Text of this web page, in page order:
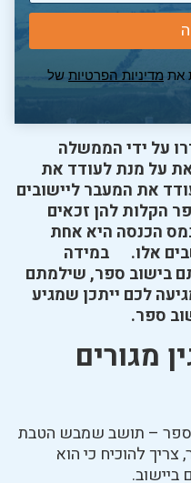
את מדיניות הפרטיות של
על ידי הממשלה
על מנת לעודד את
את המעבר ליישובים
הקלות להן זכאים
הכנסה היא אחת
אלו. במידה
בישוב ספר, שילמתם
לכם ייתכן שמגיע
ספר.
מגורים
ספר – תושב שמבש הטבת
צריך להוכיח כי הוא